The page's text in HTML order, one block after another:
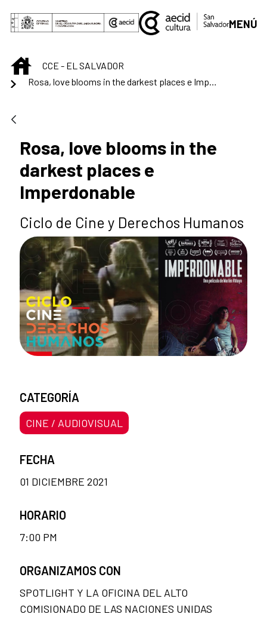
Saltar al contenido principal
MENÚ
INICIOCCE - EL SALVADOR
Rosa, love blooms in the
darkest places e
Imperdonable
Ciclo de Cine y Derechos Humanos
CATEGORÍA
CINE / AUDIOVISUAL
FECHA
01 DICIEMBRE 2021
HORARIO
7:00 PM
ORGANIZAMOS CON
SPOTLIGHT Y LA OFICINA DEL ALTO
COMISIONADO DE LAS NACIONES UNIDAS